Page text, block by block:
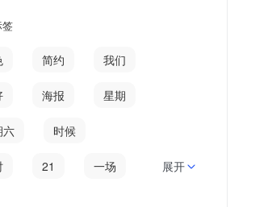
签
简约 我们
海报 星期
六 时候
21 一场 展开